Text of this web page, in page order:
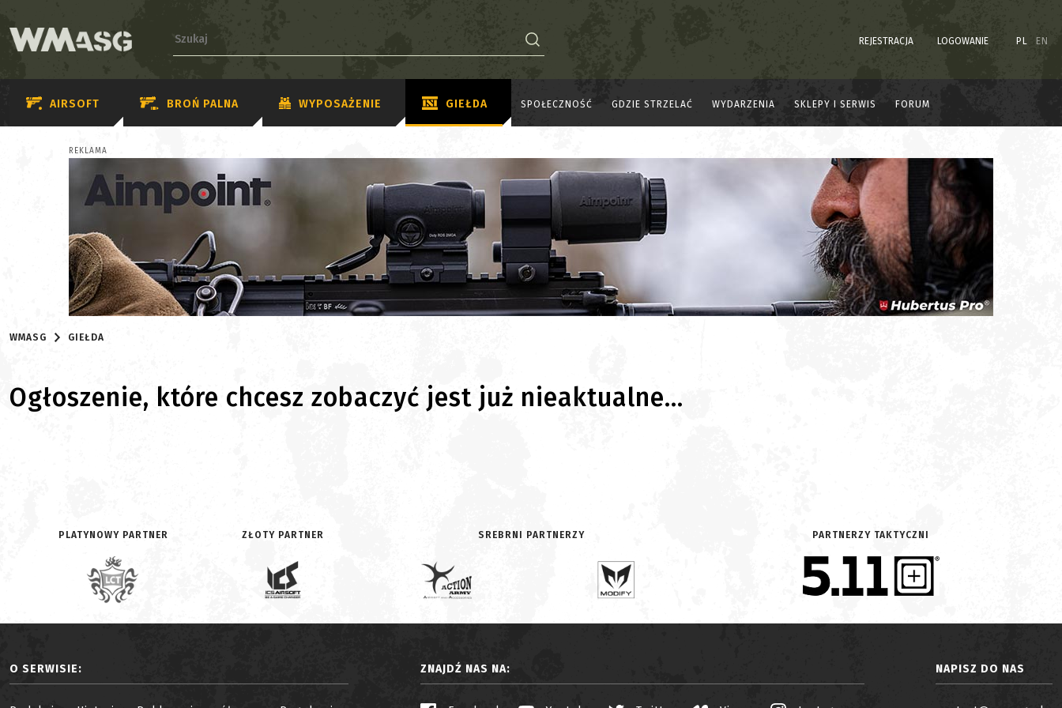
REJESTRACJA LOGOWANIE PL EN
AIRSOFT BROŃ PALNA WYPOSAŻENIE GIEŁDA SPOŁECZNOŚĆ GDZIE STRZELAĆ WYDARZENIA SKLEPY I SERWIS FORUM
REKLAMA
WMASG GIEŁDA
Ogłoszenie, które chcesz zobaczyć jest już nieaktualne...
PLATYNOWY PARTNER ZŁOTY PARTNER SREBRNI PARTNERZY PARTNERZY TAKTYCZNI
O SERWISIE: ZNAJDŹ NAS NA: NAPISZ DO NAS